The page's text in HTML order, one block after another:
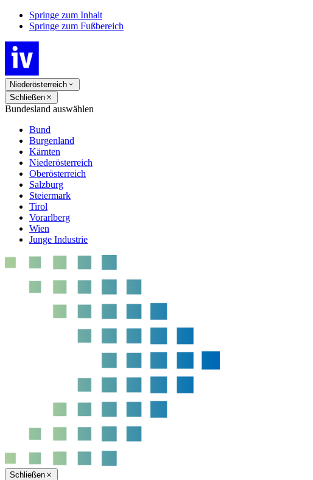
Springe zum Inhalt
Springe zum Fußbereich
Niederösterreich
Schließen
Bundesland auswählen
Bund
Burgenland
Kärnten
Niederösterreich
Oberösterreich
Salzburg
Steiermark
Tirol
Vorarlberg
Wien
Junge Industrie
Schließen